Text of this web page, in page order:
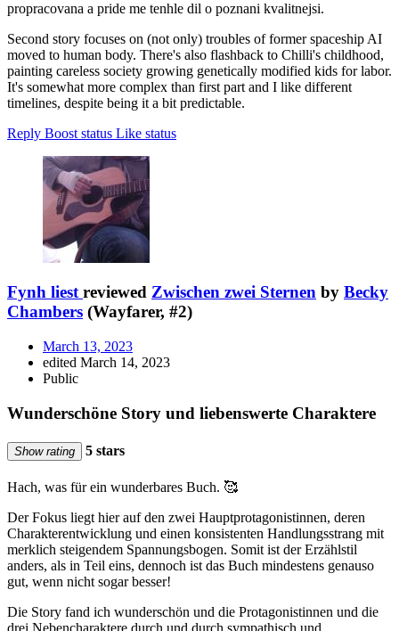
propracovana a pride me tenhle dil o poznani kvalitnejsi.
Second story focuses on (not only) troubles of former spaceship AI
moved to human body. There's also flashback to Chilli's childhood,
painting careless society growing genetically modified kids for labor.
It's somewhat more complex than first part and I like different
timelines, despite being it a bit predictable.
Reply Boost status Like status
Fynh liest reviewed Zwischen zwei Sternen by Becky
Chambers (Wayfarer, #2)
March 13, 2023
edited March 14, 2023
Public
Wunderschöne Story und liebenswerte Charaktere
Show rating 5 stars
Hach, was für ein wunderbares Buch. 🥰
Der Fokus liegt hier auf den zwei Hauptprotagonistinnen, deren
Charakterentwicklung und einen konsistenten Handlungsstrang mit
merklich steigendem Spannungsbogen. Somit ist der Erzählstil
anders, als in Teil eins, dennoch ist das Buch mindestens genauso
gut, wenn nicht sogar besser!
Die Story fand ich wunderschön und die Protagonistinnen und die